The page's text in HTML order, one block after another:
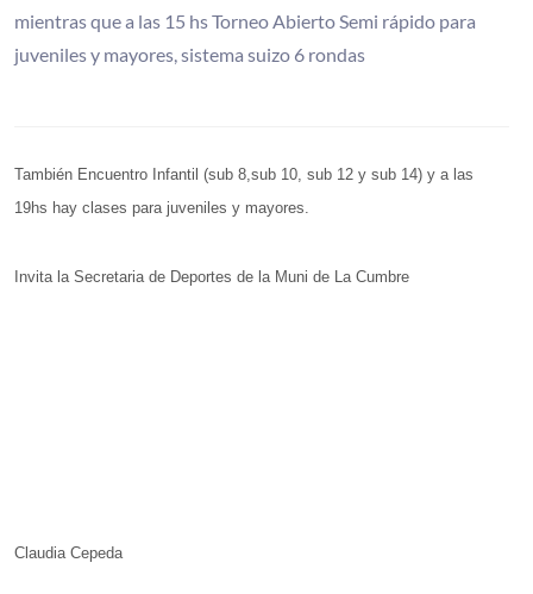
mientras que a las 15 hs Torneo Abierto Semi rápido para
juveniles y mayores, sistema suizo 6 rondas
También Encuentro Infantil (sub 8,sub 10, sub 12 y sub 14) y a las
19hs hay clases para juveniles y mayores.
Invita la Secretaria de Deportes de la Muni de La Cumbre
Claudia Cepeda